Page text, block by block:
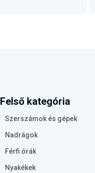
Felső kategória
Szerszámok és gépek
Nadrágok
Férfi órák
Nyakékek